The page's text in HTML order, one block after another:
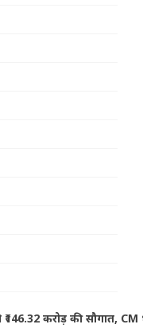
Uttarakhand